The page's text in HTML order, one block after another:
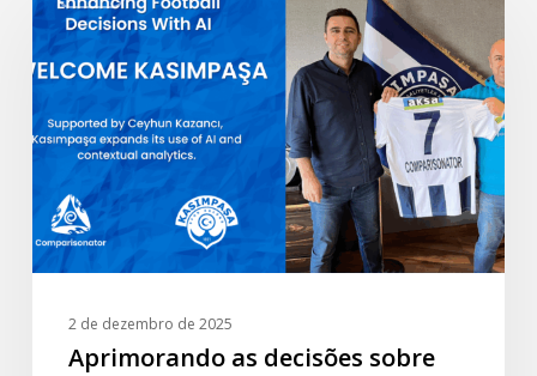
decisões
sobre
futebol
com
Welcome
Kasımpaşa
2 de dezembro de 2025
Aprimorando as decisões sobre